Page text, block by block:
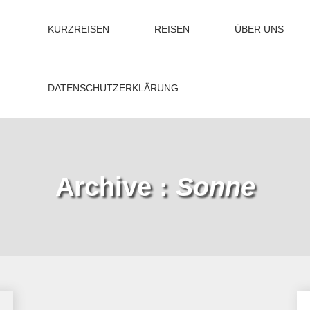
KURZREISEN REISEN ÜBER UNS
DATENSCHUTZERKLÄRUNG
Archive : Sonne